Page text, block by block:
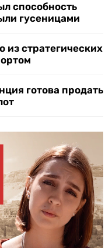
способность
гусеницами
стратегических
готова продать